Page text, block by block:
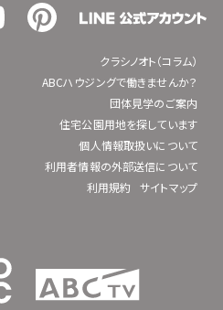
クラシノオト（コラム）
ABCハウジングで働きませんか？
団体見学のご案内
住宅公園用地を探しています
個人情報取扱いについて
利用者情報の外部送信について
利用規約
サイトマップ